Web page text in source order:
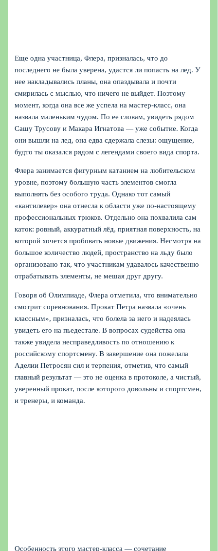
Еще одна участница, Флера, призналась, что до
последнего не была уверена, удастся ли попасть на лед. У
нее накладывались планы, она опаздывала и почти
смирилась с мыслью, что ничего не выйдет. Поэтому
момент, когда она все же успела на мастер-класс, она
назвала маленьким чудом. По ее словам, увидеть рядом
Сашу Трусову и Макара Игнатова — уже событие. Когда
они вышли на лед, она едва сдержала слезы: ощущение,
будто ты оказался рядом с легендами своего вида спорта.
Флера занимается фигурным катанием на любительском
уровне, поэтому большую часть элементов смогла
выполнять без особого труда. Однако тот самый
«кантилевер» она отнесла к области уже по‑настоящему
профессиональных трюков. Отдельно она похвалила сам
каток: ровный, аккуратный лёд, приятная поверхность, на
которой хочется пробовать новые движения. Несмотря на
большое количество людей, пространство на льду было
организовано так, что участникам удавалось качественно
отрабатывать элементы, не мешая друг другу.
Говоря об Олимпиаде, Флера отметила, что внимательно
смотрит соревнования. Прокат Петра назвала «очень
классным», призналась, что болела за него и надеялась
увидеть его на пьедестале. В вопросах судейства она
также увидела несправедливость по отношению к
российскому спортсмену. В завершение она пожелала
Аделии Петросян сил и терпения, отметив, что самый
главный результат — это не оценка в протоколе, а чистый,
уверенный прокат, после которого довольны и спортсмен,
и тренеры, и команда.
Особенность этого мастер-класса — сочетание